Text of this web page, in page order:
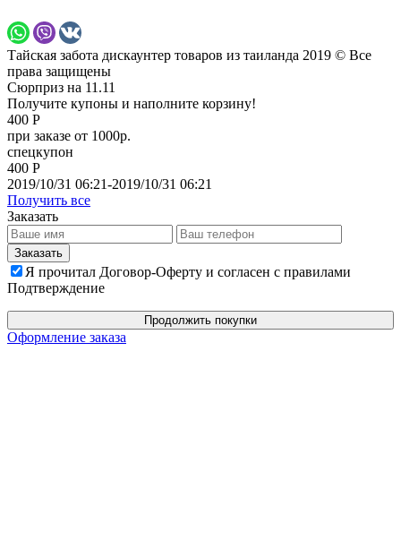
Тайская забота дискаунтер товаров из таиланда 2019 © Все
права защищены
Сюрприз на 11.11
Получите купоны и наполните корзину!
400 Р
при заказе от 1000р.
спецкупон
400 Р
2019/10/31 06:21-2019/10/31 06:21
Получить все
Заказать
Я прочитал Договор-Оферту и согласен с правилами
Подтверждение
Продолжить покупки
Оформление заказа